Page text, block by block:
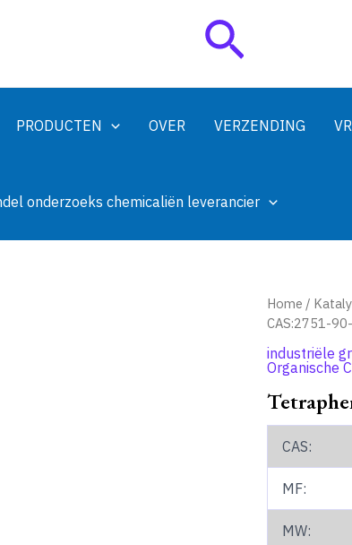
Zoeken
PRODUCTEN OVER VERZENDING
onderzoeks chemicaliën leverancier
Home /
CAS:2751-
industriële
Organische
CAS:
MF:
MW: